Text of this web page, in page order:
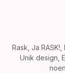
Rask, Ja
Unik design,